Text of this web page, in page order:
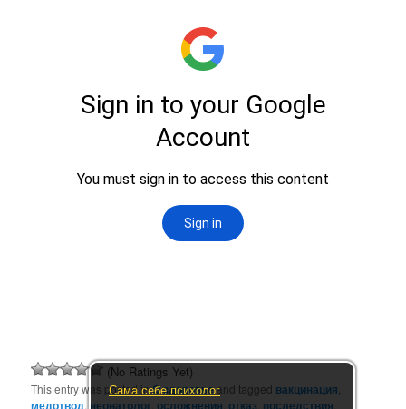
(No Ratings Yet)
This entry was posted inО здоровьеand tagged вакцинация
медотвод, неонатолог осложнения отказ последствия
Сама себе психолог